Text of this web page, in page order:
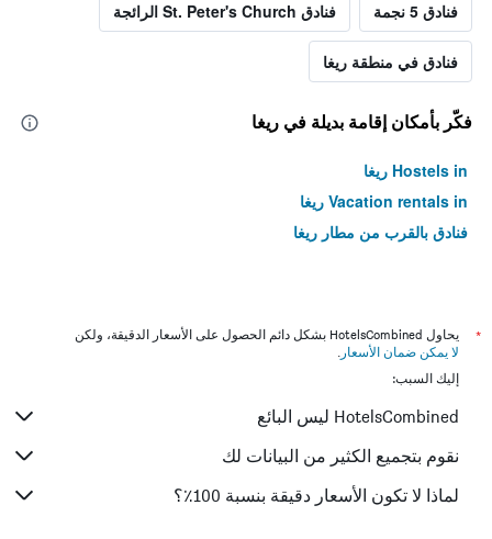
فنادق 5 نجمة فنادق St. Peter's Church الرائجة
فنادق في منطقة ريغا
فكّر بأمكان إقامة بديلة في ريغا
Hostels in ريغا
Vacation rentals in ريغا
فنادق بالقرب من مطار ريغا
*
يحاول HotelsCombined بشكل دائم الحصول على الأسعار الدقيقة، ولكن
لا يمكن ضمان الأسعار .
إليك السبب:
HotelsCombined ليس البائع
نقوم بتجميع الكثير من البيانات لك
لماذا لا تكون الأسعار دقيقة بنسبة 100٪؟